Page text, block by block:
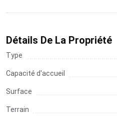
Détails De La Propriété
Type
Capacité d'accueil
Surface
Terrain